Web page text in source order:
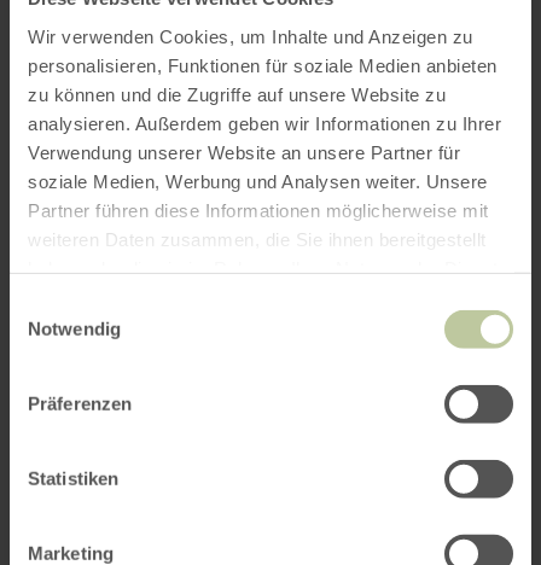
Wir verwenden Cookies, um Inhalte und Anzeigen zu
personalisieren, Funktionen für soziale Medien anbieten
zu können und die Zugriffe auf unsere Website zu
analysieren. Außerdem geben wir Informationen zu Ihrer
Verwendung unserer Website an unsere Partner für
soziale Medien, Werbung und Analysen weiter. Unsere
Partner führen diese Informationen möglicherweise mit
weiteren Daten zusammen, die Sie ihnen bereitgestellt
Notwendig
Präferenzen
Statistiken
Marketing
ROUTE PLANEN
interessieren